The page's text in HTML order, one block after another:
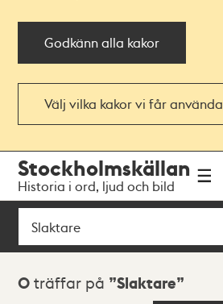
Godkänn alla kakor
Välj vilka kakor vi får använda
navigationen
huvudinnehållet
Stockholmskällan
Historia i ord, ljud och bild
Sök
Sökresultat
0 träffar på Slaktare